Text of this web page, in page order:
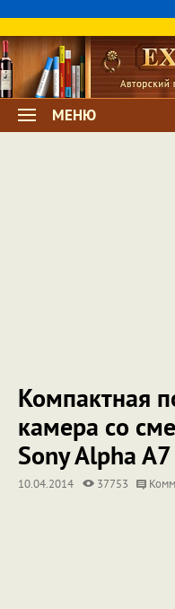
МЕНЮ
Компактная
камера со
Sony Alpha A7
10.04.2014 37753